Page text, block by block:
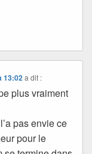
13:02 a dit :
plus vraiment
pas envie ce
pour le